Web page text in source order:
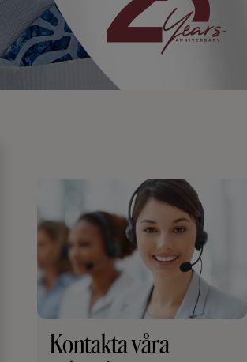
Kontakta våra